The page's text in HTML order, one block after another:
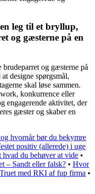
leg til et bryllup,
og gæsterne på en
og gæsterne på
designe spørgsmål,
skal løse sammen.
konkurrence eller
engagerende aktivitet, der
gæster og skaber en
hvornår bør du bekymre
positiv (allerede) i uge
du behøver at vide •
– Sandt eller falsk? • Hvor
Truet med RKI af fup firma •